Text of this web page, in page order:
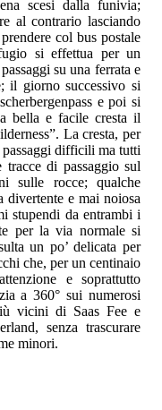
scesi dalla funivia;
al contrario lasciando
col bus postale
si effettua per un
su una ferrata e
il giorno successivo si
e poi si
bella e facile cresta il
La cresta, per
difficili ma tutti
tracce di passaggio sul
sulle rocce; qualche
divertente e mai noiosa
stupendi da entrambi i
per la via normale si
un po’ delicata per
che, per un centinaio
e soprattutto
a 360° sui numerosi
vicini di Saas Fee e
senza trascurare
minori.